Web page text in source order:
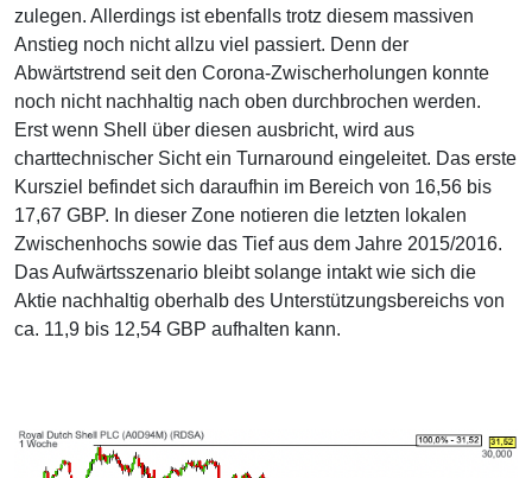
zulegen. Allerdings ist ebenfalls trotz diesem massiven
Anstieg noch nicht allzu viel passiert. Denn der
Abwärtstrend seit den Corona-Zwischerholungen konnte
noch nicht nachhaltig nach oben durchbrochen werden.
Erst wenn Shell über diesen ausbricht, wird aus
charttechnischer Sicht ein Turnaround eingeleitet. Das erste
Kursziel befindet sich daraufhin im Bereich von 16,56 bis
17,67 GBP. In dieser Zone notieren die letzten lokalen
Zwischenhochs sowie das Tief aus dem Jahre 2015/2016.
Das Aufwärtsszenario bleibt solange intakt wie sich die
Aktie nachhaltig oberhalb des Unterstützungsbereichs von
ca. 11,9 bis 12,54 GBP aufhalten kann.